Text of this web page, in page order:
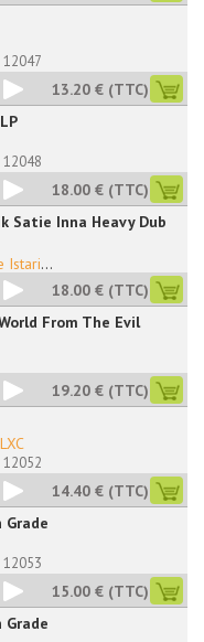
13.20 € (TTC)
18.00 € (TTC)
Satie Inna Heavy Dub
Istari...
RP18.00 € (TTC)
From The Evil
LP19.20 € (TTC)
LXC
14.40 € (TTC)
Grade
15.00 € (TTC)
Grade